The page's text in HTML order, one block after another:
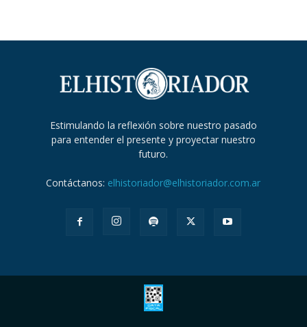
Estimulando la reflexión sobre nuestro pasado
para entender el presente y proyectar nuestro
futuro.
Contáctanos: elhistoriador@elhistoriador.com.ar